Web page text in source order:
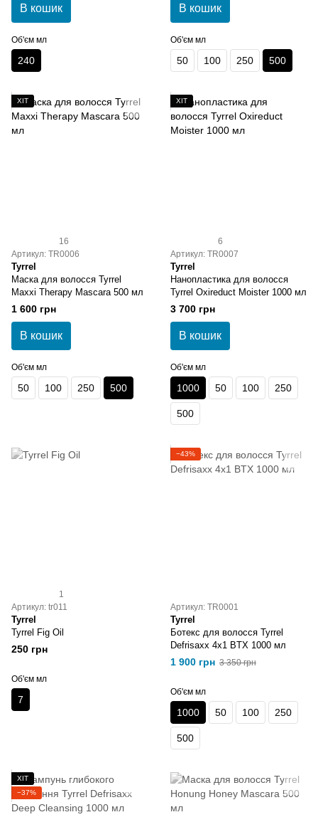
В кошик
Об'єм мл
240
В кошик
Об'єм мл
50 100 250 500
ХІТ
16
Артикул: TR0006
Tyrrel
Маска для волосся Tyrrel
Maxxi Therapy Mascara 500 мл
1 600 грн
В кошик
Об'єм мл
50 100 250 500
ХІТ
6
Артикул: TR0007
Tyrrel
Нанопластика для волосся
Tyrrel Oxireduct Moister 1000 мл
3 700 грн
В кошик
Об'єм мл
1000 50 100 250
500
1
Артикул: tr011
Tyrrel
Tyrrel Fig Oil
250 грн
Об'єм мл
7
−43%
Артикул: TR0001
Tyrrel
Ботeкс для волосся Tyrrel
Defrisaxx 4x1 BTX 1000 мл
1 900 грн 3 350 грн
Об'єм мл
1000 50 100 250
500
ХІТ
−37%